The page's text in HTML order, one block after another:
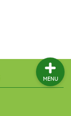
MENU